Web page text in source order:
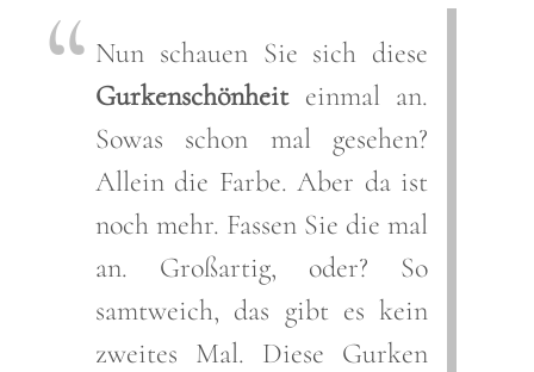
Nun schauen Sie sich diese
Gurkenschönheiteinmal an.
Sowas schon mal gesehen?
Allein die Farbe. Aber da ist
noch mehr. Fassen Sie die mal
an. Großartig, oder? So
samtweich, das gibt es kein
zweites Mal. Diese Gurken